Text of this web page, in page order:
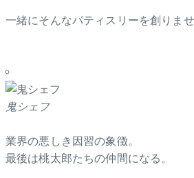
一緒にそんなパティスリーを創りま
鬼シェフ
業界の悪しき因習の象徴。
最後は桃太郎たちの仲間になる。